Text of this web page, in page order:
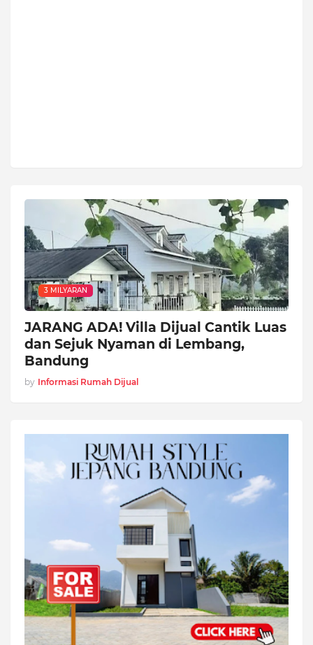
3 MILYARAN
JARANG ADA! Villa Dijual Cantik Luas
dan Sejuk Nyaman di Lembang,
Bandung
by Informasi Rumah Dijual